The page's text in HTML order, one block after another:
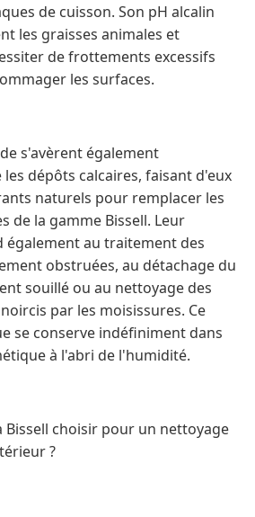
de cuisson. Son pH alcalin
les graisses animales et
de frottements excessifs
les surfaces.
s'avèrent également
dépôts calcaires, faisant d'eux
naturels pour remplacer les
de la gamme Bissell. Leur
également au traitement des
obstruées, au détachage du
souillé ou au nettoyage des
par les moisissures. Ce
se conserve indéfiniment dans
à l'abri de l'humidité.
Bissell choisir pour un nettoyage
?